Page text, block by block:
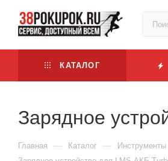
КАТАЛОГ
Зарядное
Главная — Каталог — Инструменты